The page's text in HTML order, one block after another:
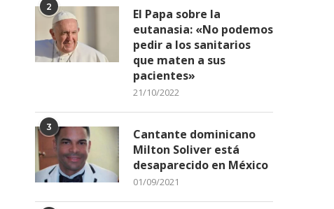
2
El Papa sobre la
eutanasia: «No podemos
pedir a los sanitarios
que maten a sus
pacientes»
21/10/2022
3
Cantante dominicano
Milton Soliver está
desaparecido en México
01/09/2021